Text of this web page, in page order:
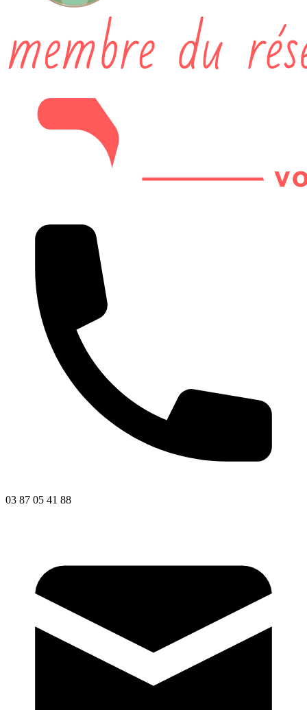
03 87 05 41 88